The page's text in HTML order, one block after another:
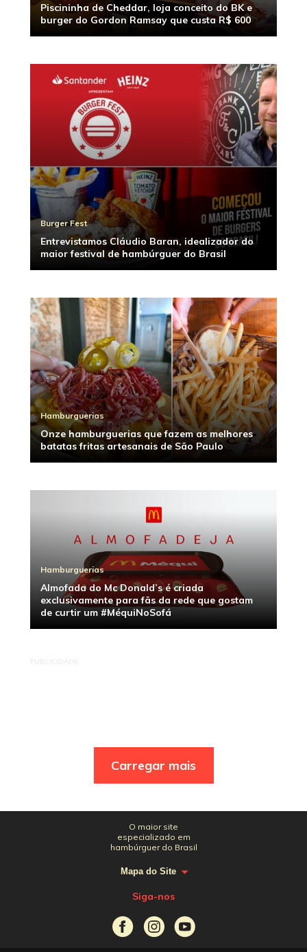
Piscininha de Cheddar, loja conceito do BK e
burger do Gordon Ramsay que custa R$ 600
Burger Fest
Entrevistamos Cláudio Baran, idealizador do
maior festival de hambúrguer do Brasil
Hamburguerias
Onze hamburguerias que fazem as melhores
batatas fritas artesanais de São Paulo
Hamburguerias
Almofada do Mc Donald’s é criada
exclusivamente para fãs da rede que gostam
de curtir um #MéquiNoSofá
PUBLICIDADE
Carregar mais
O maior site
especializado em
hambúrguer do Brasil
Mapa do Site
Siga-nos